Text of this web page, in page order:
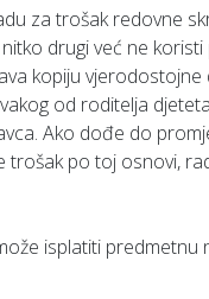
za trošak redovne
drugi već ne
kopiju
od roditelja
Ako dođe do
trošak po toj osnovi,
isplatiti predmetnu